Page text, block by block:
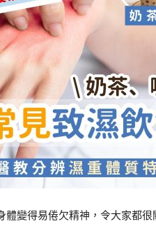
體變得易倦欠精神，令大家都